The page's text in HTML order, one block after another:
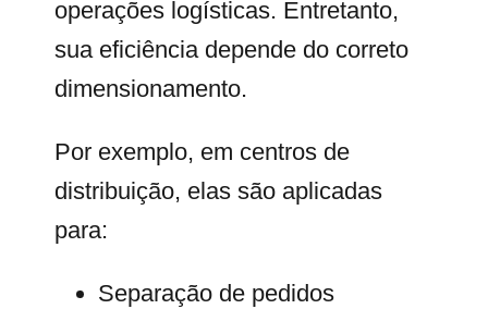
operações logísticas. Entretanto,
sua eficiência depende do correto
dimensionamento.
Por exemplo, em centros de
distribuição, elas são aplicadas
para:
Separação de pedidos